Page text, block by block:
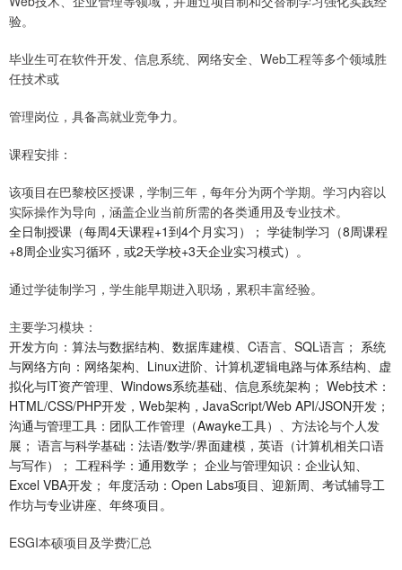
验。
毕业生可在软件开发、信息系统、网络安全、Web工程等多个领域胜
任技术或
管理岗位，具备高就业竞争力。
课程安排：
该项目在巴黎校区授课，学制三年，每年分为两个学期。学习内容以
实际操作为导向，涵盖企业当前所需的各类通用及专业技术。
全日制授课（每周4天课程+1到4个月实习）； 学徒制学习（8周课程
+8周企业实习循环，或2天学校+3天企业实习模式）。
通过学徒制学习，学生能早期进入职场，累积丰富经验。
主要学习模块：
开发方向：算法与数据结构、数据库建模、C语言、SQL语言； 系统
与网络方向：网络架构、Linux进阶、计算机逻辑电路与体系结构、虚
拟化与IT资产管理、Windows系统基础、信息系统架构； Web技术：
HTML/CSS/PHP开发，Web架构，JavaScript/Web API/JSON开发；
沟通与管理工具：团队工作管理（Awayke工具）、方法论与个人发
展； 语言与科学基础：法语/数学/界面建模，英语（计算机相关口语
与写作）； 工程科学：通用数学； 企业与管理知识：企业认知、
Excel VBA开发； 年度活动：Open Labs项目、迎新周、考试辅导工
作坊与专业讲座、年终项目。
ESGI本硕项目及学费汇总